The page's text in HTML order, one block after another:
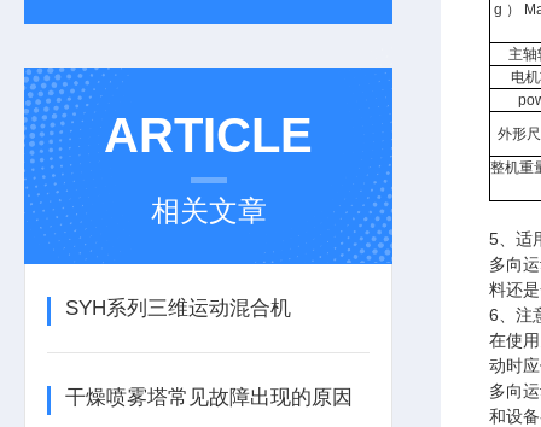
ARTICLE
相关文章
SYH系列三维运动混合机
干燥喷雾塔常见故障出现的原因
g ）
主轴
电
外形
整机重
5、适
多向
料还
6、注
在使
动时
多向
和设